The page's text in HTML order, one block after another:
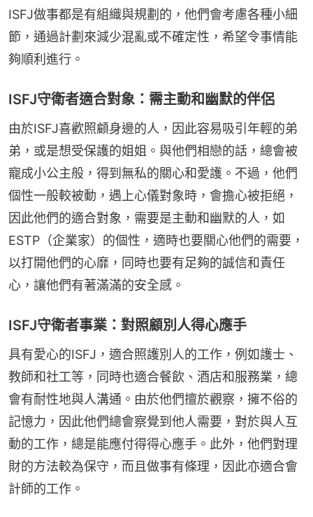
ISFJ做事都是有組織與規劃的，他們會考慮各種小細
節，通過計劃來減少混亂或不確定性，希望令事情能
夠順利進行。
ISFJ守衛者適合對象：需主動和幽默的伴侶
由於ISFJ喜歡照顧身邊的人，因此容易吸引年輕的弟
弟，或是想受保護的姐姐。與他們相戀的話，總會被
寵成小公主般，得到無私的關心和愛護。不過，他們
個性一般較被動，遇上心儀對象時，會擔心被拒絕，
因此他們的適合對象，需要是主動和幽默的人，如
ESTP（企業家）的個性，適時也要關心他們的需要，
以打開他們的心靡，同時也要有足夠的誠信和責任
心，讓他們有著滿滿的安全感。
ISFJ守衛者事業：對照顧別人得心應手
具有愛心的ISFJ，適合照護別人的工作，例如護士、
教師和社工等，同時也適合餐飲、酒店和服務業，總
會有耐性地與人溝通。由於他們擅於觀察，擁不俗的
記憶力，因此他們總會察覺到他人需要，對於與人互
動的工作，總是能應付得得心應手。此外，他們對理
財的方法較為保守，而且做事有條理，因此亦適合會
計師的工作。